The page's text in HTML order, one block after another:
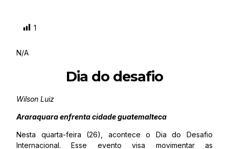
1
N/A
Dia do desafio
Wilson Luiz
Araraquara enfrenta cidade guatemalteca
Nesta quarta-feira (26), acontece o Dia do Desafio
Internacional. Esse evento visa movimentar as